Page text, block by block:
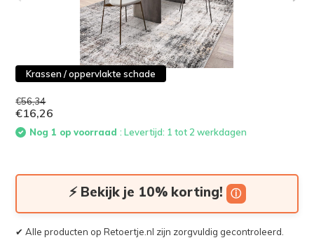
Krassen / oppervlakte schade
€56,34
€16,26
Nog 1 op voorraad: Levertijd: 1 tot 2 werkdagen
⚡ Bekijk je 10% korting! ⓘ
✔ Alle producten op Retoertje.nl zijn zorgvuldig gecontroleerd.